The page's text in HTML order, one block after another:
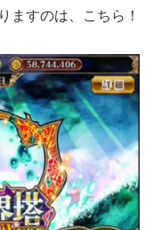
ますのは、こちら！